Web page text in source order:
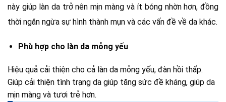
này giúp làn da trở nên mịn màng và ít bóng nhờn hơn, đồng
thời ngăn ngừa sự hình thành mụn và các vấn đề về da khác.
Phù hợp cho làn da mỏng yếu
Hiệu quả cải thiện cho cả làn da mỏng yếu, đàn hồi thấp.
Giúp cải thiện tình trạng da giúp tăng sức đề kháng, giúp da
mịn màng và tươi trẻ hơn.